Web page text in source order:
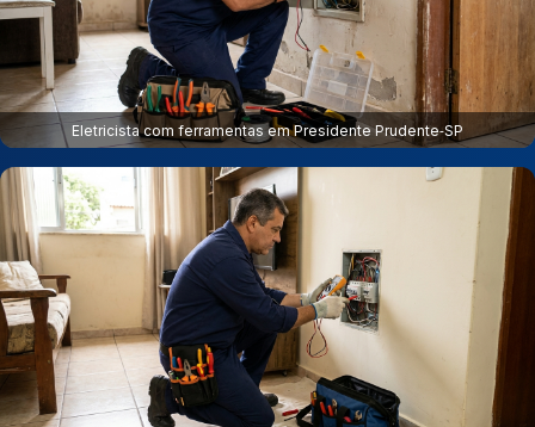
Eletricista com ferramentas em Presidente Prudente‑SP